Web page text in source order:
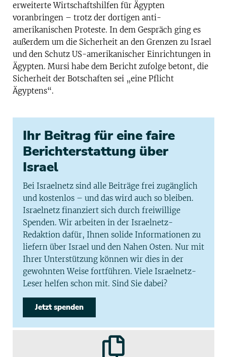
erweiterte Wirtschaftshilfen für Ägypten
voranbringen – trotz der dortigen anti-
amerikanischen Proteste. In dem Gespräch ging es
außerdem um die Sicherheit an den Grenzen zu Israel
und den Schutz US-amerikanischer Einrichtungen in
Ägypten. Mursi habe dem Bericht zufolge betont, die
Sicherheit der Botschaften sei „eine Pflicht
Ägyptens“.
Ihr Beitrag für eine faire
Berichterstattung über
Israel
Bei Israelnetz sind alle Beiträge frei zugänglich
und kostenlos – und das wird auch so bleiben.
Israelnetz finanziert sich durch freiwillige
Spenden. Wir arbeiten in der Israelnetz-
Redaktion dafür, Ihnen solide Informationen zu
liefern über Israel und den Nahen Osten. Nur mit
Ihrer Unterstützung können wir dies in der
gewohnten Weise fortführen. Viele Israelnetz-
Leser helfen schon mit. Sind Sie dabei?
Jetzt spenden